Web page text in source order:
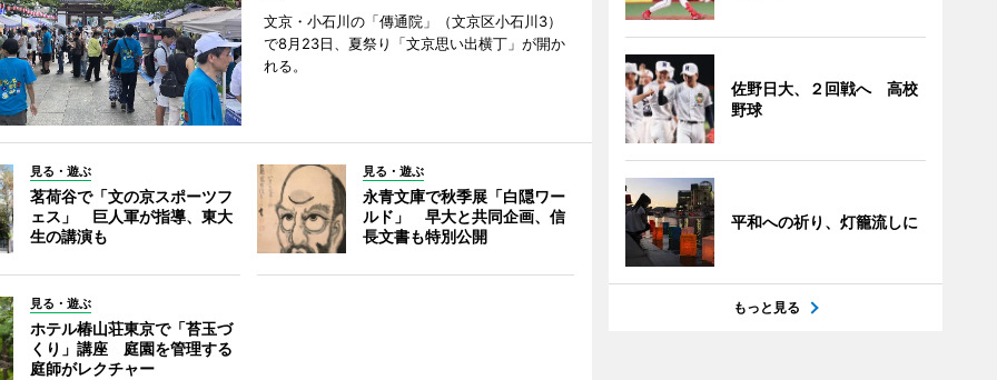
文京・小石川の「傳通院」（文京区小石川3）
で8月23日、夏祭り「文京思い出横丁」が開か
れる。
見る・遊ぶ
茗荷谷で「文の京スポーツフ
ェス」 巨人軍が指導、東大
生の講演も
見る・遊ぶ
永青文庫で秋季展「白隠ワー
ルド」 早大と共同企画、信
長文書も特別公開
見る・遊ぶ
ホテル椿山荘東京で「苔玉づ
くり」講座 庭園を管理する
庭師がレクチャー
佐野日大、２回戦へ 高校
野球
平和への祈り、灯籠流しに
もっと見る